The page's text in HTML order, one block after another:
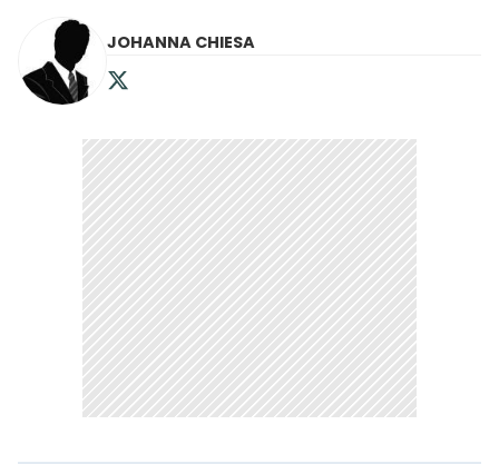
JOHANNA CHIESA